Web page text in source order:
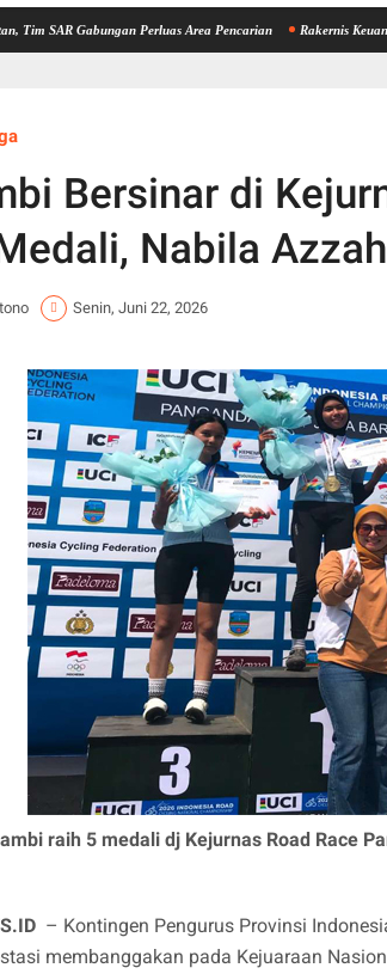
Perluas Area Pencarian Rakernis Keuangan Polda
Bersinar di
Nabila
Senin, Juni 22, 2026
raih 5 medali dj Kejurnas Road Race
– Kontingen Pengurus Provinsi
membanggakan pada Kejuaraan